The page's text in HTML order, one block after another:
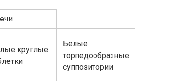
круглые
Белые
торпедообразные
суппозитории